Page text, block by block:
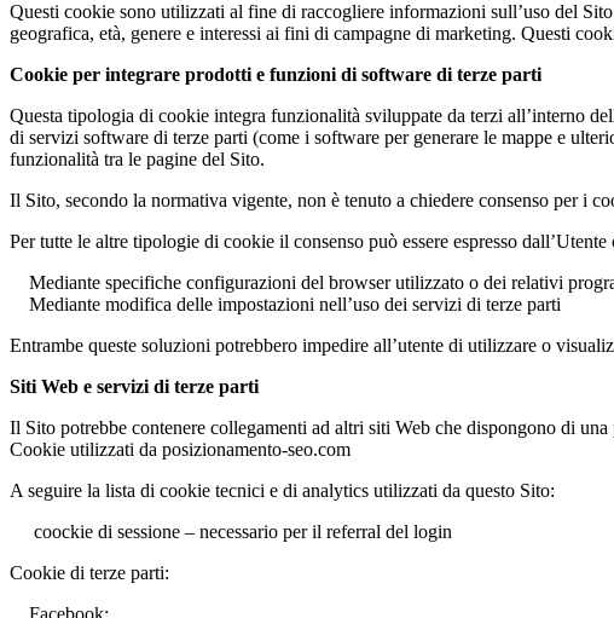
Questi cookie sono utilizzati al fine di raccogliere informazioni sull’uso del
geografica, età, genere e interessi ai fini di campagne di marketing. Questi
Cookie per integrare prodotti e funzioni di software di terze parti
Questa tipologia di cookie integra funzionalità sviluppate da terzi all’interno
di servizi software di terze parti (come i software per generare le mappe e
funzionalità tra le pagine del Sito.
Il Sito, secondo la normativa vigente, non è tenuto a chiedere consenso per i
Per tutte le altre tipologie di cookie il consenso può essere espresso
Mediante specifiche configurazioni del browser utilizzato o dei relativi
Mediante modifica delle impostazioni nell’uso dei servizi di terze parti
Entrambe queste soluzioni potrebbero impedire all’utente di utilizzare o
Siti Web e servizi di terze parti
Il Sito potrebbe contenere collegamenti ad altri siti Web che dispongono di
Cookie utilizzati da posizionamento-seo.com
A seguire la lista di cookie tecnici e di analytics utilizzati da questo Sito:
coockie di sessione – necessario per il referral del login
Cookie di terze parti: